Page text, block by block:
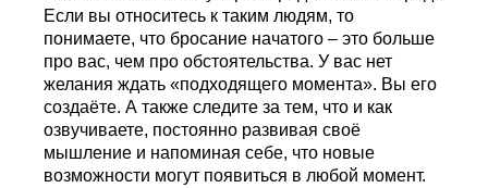
Если вы относитесь к таким людям, то
понимаете, что бросание начатого – это больше
про вас, чем про обстоятельства. У вас нет
желания ждать «подходящего момента». Вы его
создаёте. А также следите за тем, что и как
озвучиваете, постоянно развивая своё
мышление и напоминая себе, что новые
возможности могут появиться в любой момент.